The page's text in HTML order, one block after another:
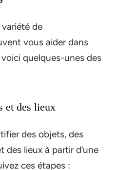
de
vous aider dans
quelques-unes des
et des lieux
des objets, des
des lieux à partir d’une
ces étapes :